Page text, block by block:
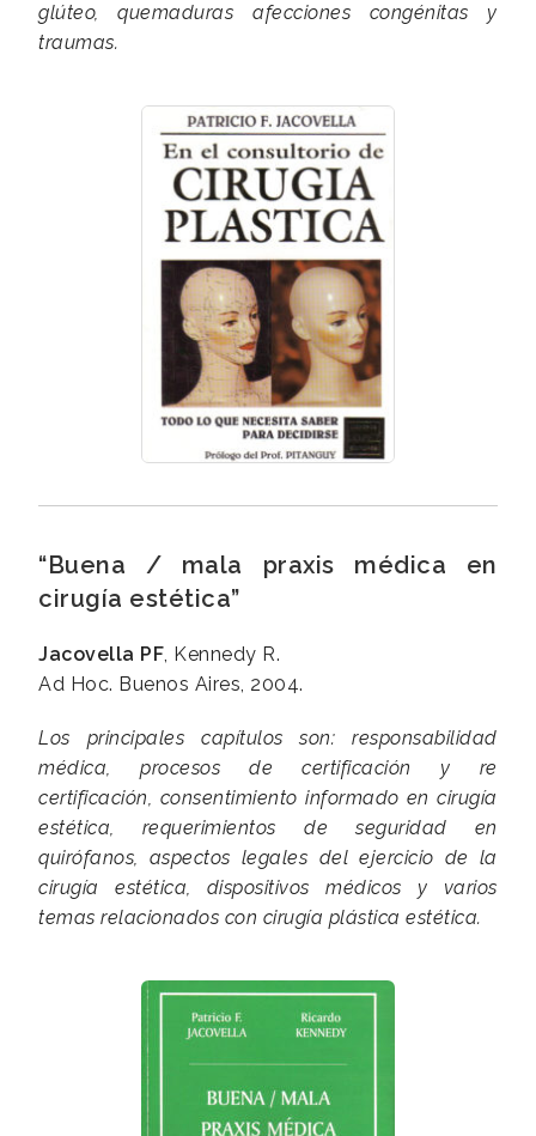
glúteo, quemaduras afecciones congénitas y
traumas.
“Buena / mala praxis médica en
cirugía estética”
Jacovella PF, Kennedy R.
Ad Hoc. Buenos Aires, 2004.
Los principales capítulos son: responsabilidad
médica, procesos de certificación y re
certificación, consentimiento informado en cirugía
estética, requerimientos de seguridad en
quirófanos, aspectos legales del ejercicio de la
cirugía estética, dispositivos médicos y varios
temas relacionados con cirugía plástica estética.